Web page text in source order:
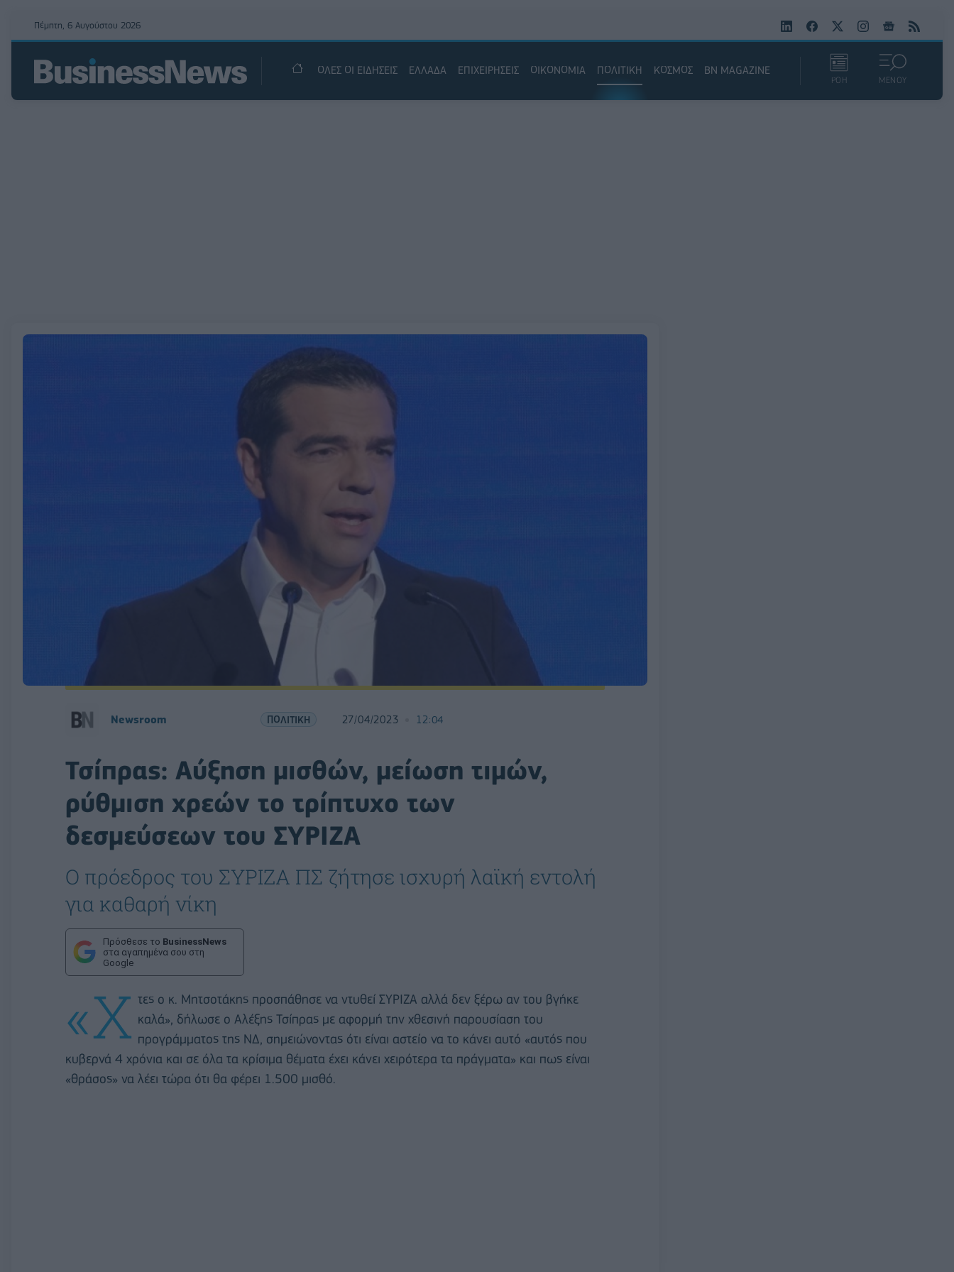
Πέμπτη, 6 Αυγούστου 2026
ΟΛΕΣ ΟΙ ΕΙΔΗΣΕΙΣ ΕΛΛΑΔΑ ΕΠΙΧΕΙΡΗΣΕΙΣ ΟΙΚΟΝΟΜΙΑ ΠΟΛΙΤΙΚΗ ΚΟΣΜΟΣ BN MAGAZINE
ΡΟΗ ΜΕΝΟΥ
Newsroom ΠΟΛΙΤΙΚΗ 27/04/2023 12:04
Τσίπρας: Αύξηση μισθών, μείωση τιμών,
ρύθμιση χρεών το τρίπτυχο των
δεσμεύσεων του ΣΥΡΙΖΑ
Ο πρόεδρος του ΣΥΡΙΖΑ ΠΣ ζήτησε ισχυρή λαϊκή εντολή
για καθαρή νίκη
Πρόσθεσε το BusinessNews
στα αγαπημένα σου στη
Google
«Χ τες ο κ. Μητσοτάκης προσπάθησε να ντυθεί ΣΥΡΙΖΑ αλλά δεν ξέρω αν του βγήκε
καλά», δήλωσε ο Αλέξης Τσίπρας με αφορμή την χθεσινή παρουσίαση του
προγράμματος της ΝΔ, σημειώνοντας ότι είναι αστείο να το κάνει αυτό «αυτός που
κυβερνά 4 χρόνια και σε όλα τα κρίσιμα θέματα έχει κάνει χειρότερα τα πράγματα» και πως είναι
«θράσος» να λέει τώρα ότι θα φέρει 1.500 μισθό.